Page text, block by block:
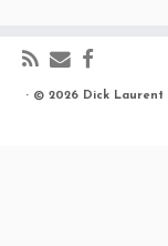
· © 2026 Dick Laurent